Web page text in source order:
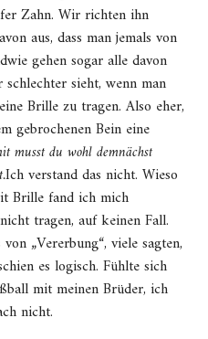
Zahn. Wir richten ihn
aus, dass man jemals von
gehen sogar alle davon
schlechter sieht, wenn man
Brille zu tragen. Also eher,
gebrochenen Bein eine
musst du wohl demnächst
Ich verstand das nicht. Wieso
Brille fand ich mich
tragen, auf keinen Fall.
„Vererbung“, viele sagten,
es logisch. Fühlte sich
mit meinen Brüder, ich
nicht.